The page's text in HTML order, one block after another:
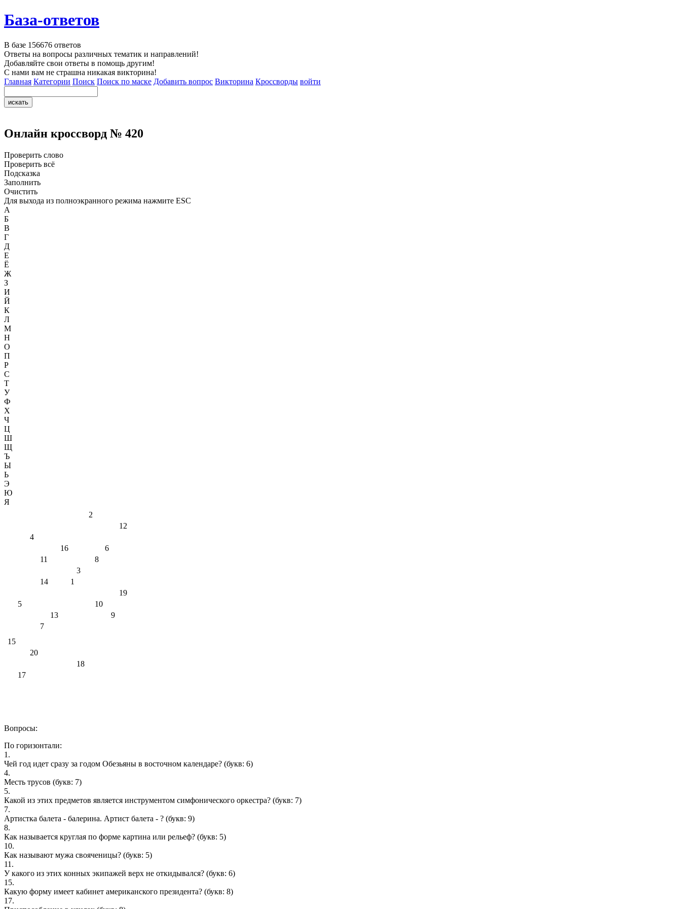
База-ответов
В базе 156676 ответов
Ответы на вопросы различных тематик и направлений!
Добавляйте свои ответы в помощь другим!
С нами вам не страшна никакая викторина!
Главная Категории Поиск Поиск по маске Добавить вопрос Викторина Кроссворды войти
Онлайн кроссворд № 420
Проверить слово
Проверить всё
Подсказка
Заполнить
Очистить
Для выхода из полноэкранного режима нажмите ESC
А
Б
В
Г
Д
Е
Ё
Ж
З
И
Й
К
Л
М
Н
О
П
Р
С
Т
У
Ф
Х
Ч
Ц
Ш
Щ
Ъ
Ы
Ь
Э
Ю
Я
2
12
4
16
6
11
8
3
14
1
19
5
10
13
9
7
15
20
18
17
Вопросы:
По горизонтали:
1.
Чей год идет сразу за годом Обезьяны в восточном календаре? (букв: 6)
4.
Месть трусов (букв: 7)
5.
Какой из этих предметов является инструментом симфонического оркестра? (букв: 7)
7.
Артистка балета - балерина. Артист балета - ? (букв: 9)
8.
Как называется круглая по форме картина или рельеф? (букв: 5)
10.
Как называют мужа свояченицы? (букв: 5)
11.
У какого из этих конных экипажей верх не откидывался? (букв: 6)
15.
Какую форму имеет кабинет американского президента? (букв: 8)
17.